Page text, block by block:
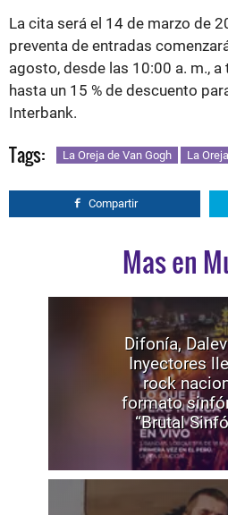
La cita será el 14 de marzo de
preventa de entradas
agosto, desde las 10:00 a. m.,
hasta un 15 % de descuento
Interbank.
Tags: La Oreja de Van Gogh La
Compartir
Mas en
Difonía,
Inyectores
rock
formato
“Brutal